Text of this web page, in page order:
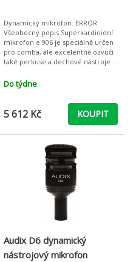
Dynamický mikrofon. ERROR
Všeobecný popis Superkardioidní
mikrofon e 906 je speciálně určen
pro comba, ale excelentně ozvučí
také perkuse a dechové nástroje a
Do týdne
5 612 Kč KOUPIT
Audix D6 dynamický
nástrojový mikrofon